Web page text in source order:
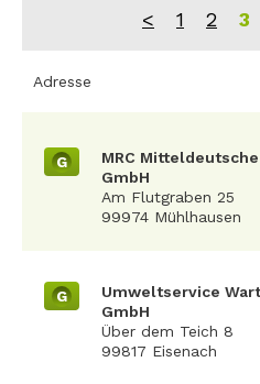
< 1 2 3
Adresse
G
MRC
GmbH
Am Flutgraben 25
99974 Mühlhausen
G
Umweltservice
GmbH
Über dem Teich 8
99817 Eisenach